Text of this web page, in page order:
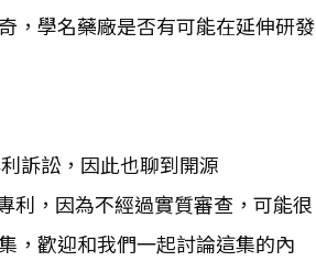
，學名藥廠是否有可能在延伸研發
訴訟，因此也聊到開源
利，因為不經過實質審查，可能很
，歡迎和我們一起討論這集的內